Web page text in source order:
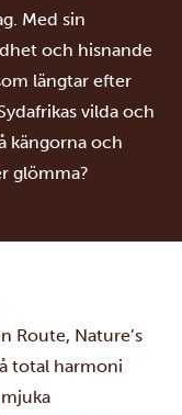
Med sin
och hisnande
längtar efter
vilda och
kängorna och
glömma?
Route, Nature’s
total harmoni